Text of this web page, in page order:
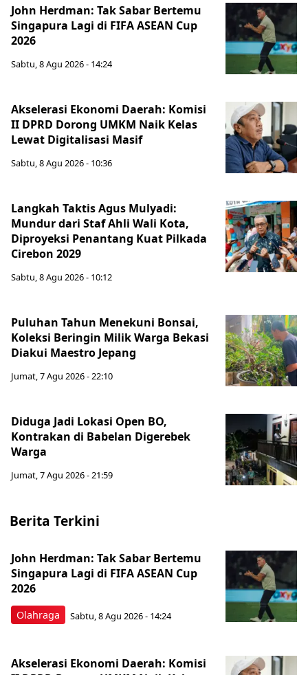
John Herdman: Tak Sabar Bertemu
Singapura Lagi di FIFA ASEAN Cup
2026
Sabtu, 8 Agu 2026 - 14:24
Akselerasi Ekonomi Daerah: Komisi
II DPRD Dorong UMKM Naik Kelas
Lewat Digitalisasi Masif
Sabtu, 8 Agu 2026 - 10:36
Langkah Taktis Agus Mulyadi:
Mundur dari Staf Ahli Wali Kota,
Diproyeksi Penantang Kuat Pilkada
Cirebon 2029
Sabtu, 8 Agu 2026 - 10:12
Puluhan Tahun Menekuni Bonsai,
Koleksi Beringin Milik Warga Bekasi
Diakui Maestro Jepang
Jumat, 7 Agu 2026 - 22:10
Diduga Jadi Lokasi Open BO,
Kontrakan di Babelan Digerebek
Warga
Jumat, 7 Agu 2026 - 21:59
Berita Terkini
Olahraga
John Herdman: Tak Sabar Bertemu
Singapura Lagi di FIFA ASEAN Cup
2026
Sabtu, 8 Agu 2026 - 14:24
Akselerasi Ekonomi Daerah: Komisi